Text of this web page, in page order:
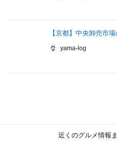
【京都】中央卸売市
yama-log
近くのグルメ情報